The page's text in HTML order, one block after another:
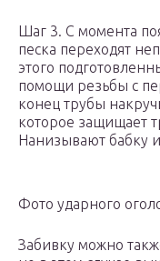
Шаг 3. С момента
песка переходят
этого
помощи резьбы с
конец трубы
которое защищает
Нанизывают бабку
Фото ударного
Забивку можно